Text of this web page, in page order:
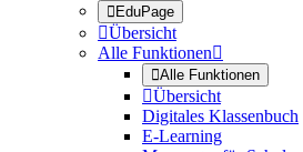
EduPage
Übersicht
Alle Funktionen
Alle Funktionen
Übersicht
Digitales Klassenbuch
E-Learning